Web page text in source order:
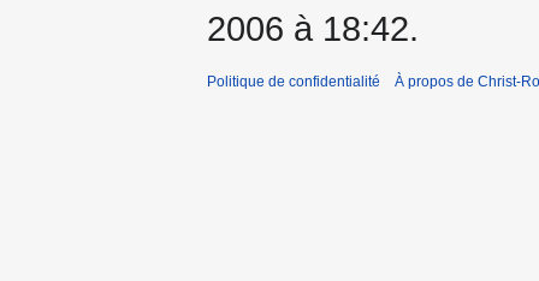
2006 à 18:42.
Politique de confidentialité À propos de Christ-